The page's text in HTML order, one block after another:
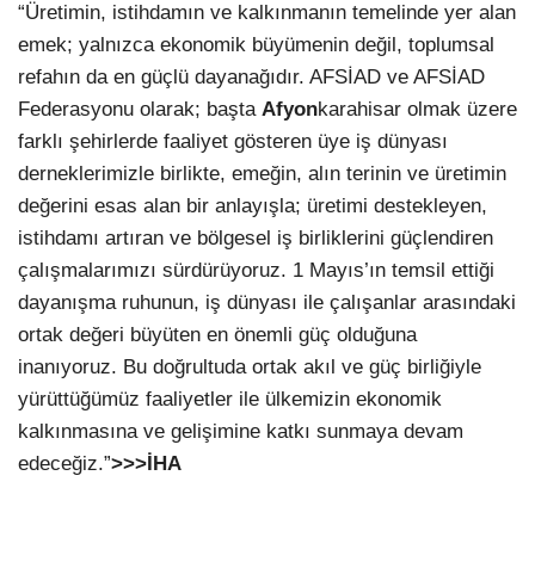
“Üretimin, istihdamın ve kalkınmanın temelinde yer alan
emek; yalnızca ekonomik büyümenin değil, toplumsal
refahın da en güçlü dayanağıdır. AFSİAD ve AFSİAD
Federasyonu olarak; başta Afyonkarahisar olmak üzere
farklı şehirlerde faaliyet gösteren üye iş dünyası
derneklerimizle birlikte, emeğin, alın terinin ve üretimin
değerini esas alan bir anlayışla; üretimi destekleyen,
istihdamı artıran ve bölgesel iş birliklerini güçlendiren
çalışmalarımızı sürdürüyoruz. 1 Mayıs’ın temsil ettiği
dayanışma ruhunun, iş dünyası ile çalışanlar arasındaki
ortak değeri büyüten en önemli güç olduğuna
inanıyoruz. Bu doğrultuda ortak akıl ve güç birliğiyle
yürüttüğümüz faaliyetler ile ülkemizin ekonomik
kalkınmasına ve gelişimine katkı sunmaya devam
edeceğiz.”>>>İHA